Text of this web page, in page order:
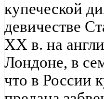
купеческой
девичестве
XX в. на
Лондоне, в
что в России